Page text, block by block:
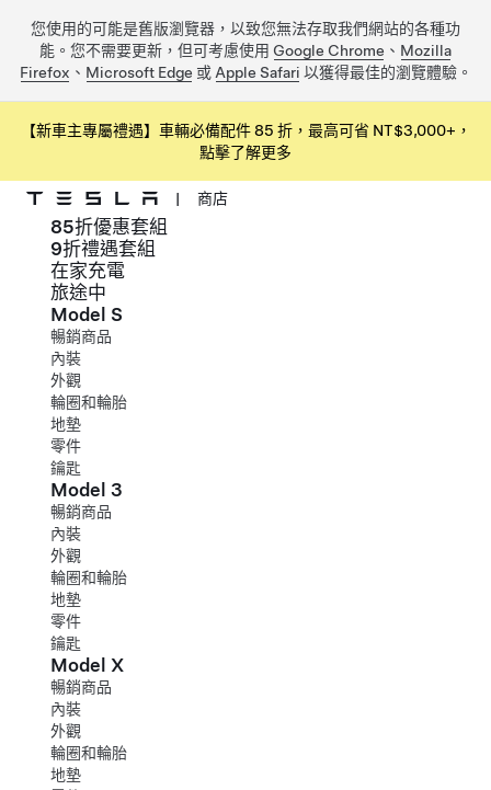
您使用的可能是舊版瀏覽器，以致您無法存取我們網站的各種功
能。您不需要更新，但可考慮使用 Google Chrome 、 Mozilla
Firefox 、 Microsoft Edge 或 Apple Safari 以獲得最佳的瀏覽體驗。
【新車主專屬禮遇】車輛必備配件 85 折，最高可省 NT$3,000+，
點擊了解更多
跳到主要內容
| 商店
85折優惠套組
9折禮遇套組
在家充電
旅途中
Model S
暢銷商品
內裝
外觀
輪圈和輪胎
地墊
零件
鑰匙
Model 3
暢銷商品
內裝
外觀
輪圈和輪胎
地墊
零件
鑰匙
Model X
暢銷商品
內裝
外觀
輪圈和輪胎
地墊